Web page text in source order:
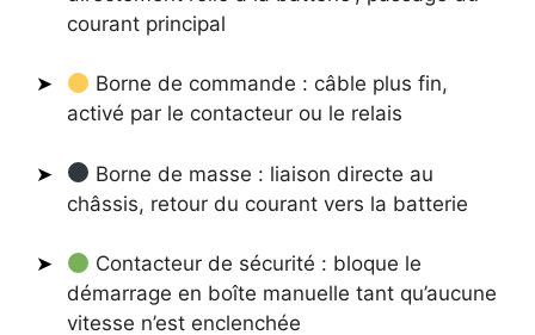
courant principal
Borne de commande : câble plus fin,
activé par le contacteur ou le relais
Borne de masse : liaison directe au
châssis, retour du courant vers la batterie
Contacteur de sécurité : bloque le
démarrage en boîte manuelle tant qu’aucune
vitesse n’est enclenchée